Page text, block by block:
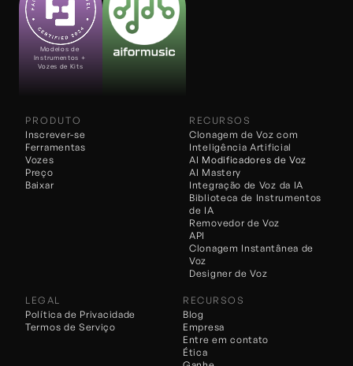
Modelos de
Instrumentos +
Vozes de Kits
PRODUTO
Inscrever-se
Ferramentas
Vozes
Preço
Baixar
RECURSOS
Clonagem de Voz com
Inteligência Artificial
Integração de Voz da IA
AI Modificadores de Voz
AI Mastery
Biblioteca de Instrumentos
de IA
Removedor de Voz
API
Clonagem Instantânea de
Voz
Designer de Voz
LEGAL
Política de Privacidade
Termos de Serviço
RECURSOS
Blog
Empresa
Entre em contato
Ética